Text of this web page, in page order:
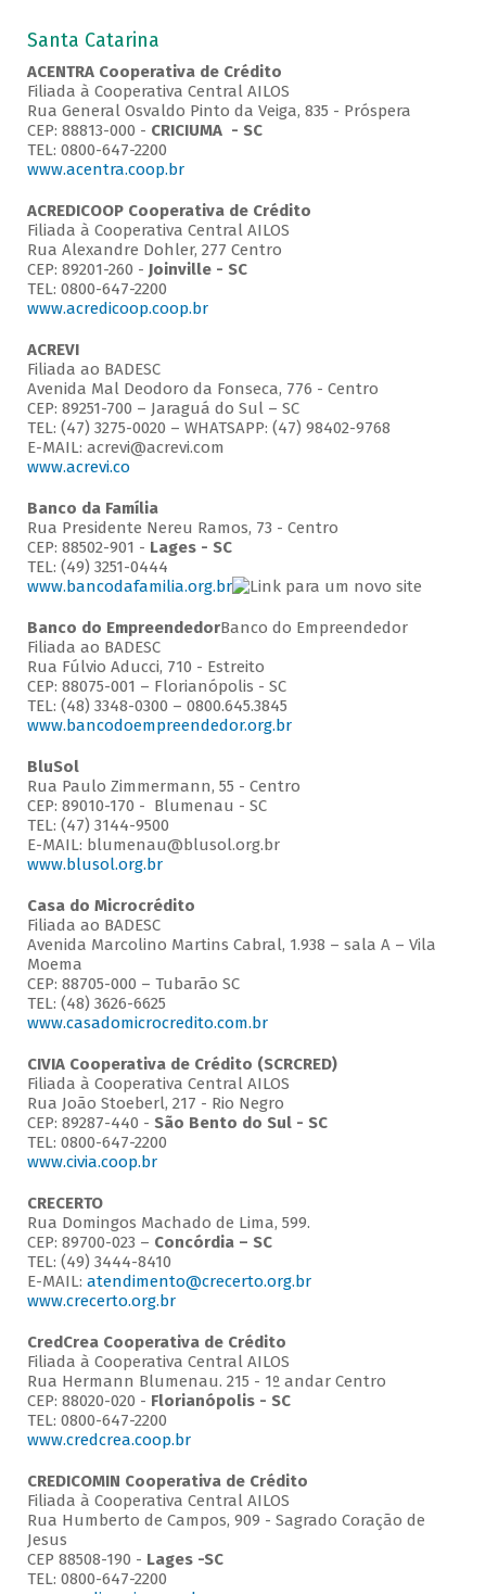
Santa Catarina
ACENTRA Cooperativa de Crédito
Filiada à Cooperativa Central AILOS
Rua General Osvaldo Pinto da Veiga, 835 - Próspera
CEP: 88813-000 - CRICIUMA - SC
TEL: 0800-647-2200
www.acentra.coop.br
ACREDICOOP Cooperativa de Crédito
Filiada à Cooperativa Central AILOS
Rua Alexandre Dohler, 277 Centro
CEP: 89201-260 - Joinville - SC
TEL: 0800-647-2200
www.acredicoop.coop.br
ACREVI
Filiada ao BADESC
Avenida Mal Deodoro da Fonseca, 776 - Centro
CEP: 89251-700 – Jaraguá do Sul – SC
TEL: (47) 3275-0020 – WHATSAPP: (47) 98402-9768
E-MAIL: acrevi@acrevi.com
www.acrevi.co
Banco da Família
Rua Presidente Nereu Ramos, 73 - Centro
CEP: 88502-901 - Lages - SC
TEL: (49) 3251-0444
www.bancodafamilia.org.br
Banco do EmpreendedorBanco do Empreendedor
Filiada ao BADESC
Rua Fúlvio Aducci, 710 - Estreito
CEP: 88075-001 – Florianópolis - SC
TEL: (48) 3348-0300 – 0800.645.3845
www.bancodoempreendedor.org.br
BluSol
Rua Paulo Zimmermann, 55 - Centro
CEP: 89010-170 - Blumenau - SC
TEL: (47) 3144-9500
E-MAIL: blumenau@blusol.org.br
www.blusol.org.br
Casa do Microcrédito
Filiada ao BADESC
Avenida Marcolino Martins Cabral, 1.938 – sala A – Vila
Moema
CEP: 88705-000 – Tubarão SC
TEL: (48) 3626-6625
www.casadomicrocredito.com.br
CIVIA Cooperativa de Crédito (SCRCRED)
Filiada à Cooperativa Central AILOS
Rua João Stoeberl, 217 - Rio Negro
CEP: 89287-440 - São Bento do Sul - SC
TEL: 0800-647-2200
www.civia.coop.br
CRECERTO
Rua Domingos Machado de Lima, 599.
CEP: 89700-023 – Concórdia – SC
TEL: (49) 3444-8410
E-MAIL: atendimento@crecerto.org.br
www.crecerto.org.br
CredCrea Cooperativa de Crédito
Filiada à Cooperativa Central AILOS
Rua Hermann Blumenau. 215 - 1º andar Centro
CEP: 88020-020 - Florianópolis - SC
TEL: 0800-647-2200
www.credcrea.coop.br
CREDICOMIN Cooperativa de Crédito
Filiada à Cooperativa Central AILOS
Rua Humberto de Campos, 909 - Sagrado Coração de
Jesus
CEP 88508-190 - Lages -SC
TEL: 0800-647-2200